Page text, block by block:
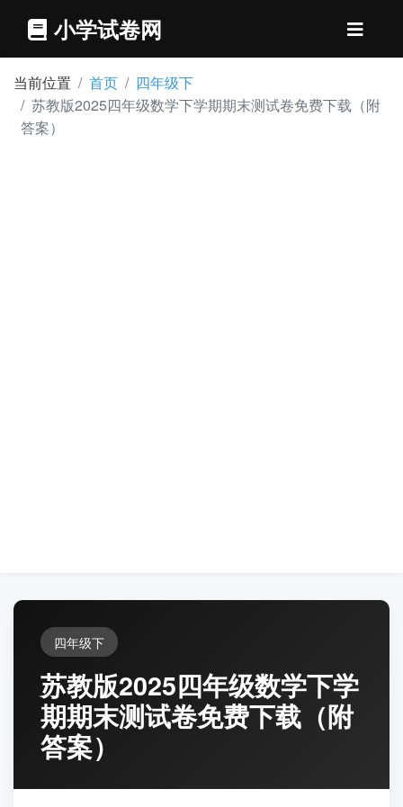
小学试卷网
当前位置 首页
四年级下
苏教版2025四年级数学下学期期末测试卷免费下载（附
答案）
四年级下
苏教版2025四年级数学下学
期期末测试卷免费下载（附
答案）